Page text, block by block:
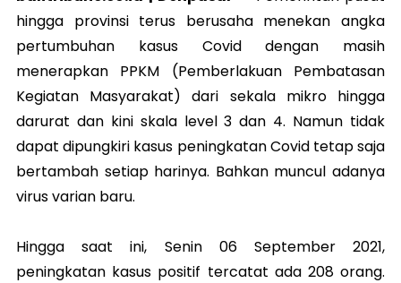
hingga provinsi terus berusaha menekan angka
pertumbuhan kasus Covid dengan masih
menerapkan PPKM (Pemberlakuan Pembatasan
Kegiatan Masyarakat) dari sekala mikro hingga
darurat dan kini skala level 3 dan 4. Namun tidak
dapat dipungkiri kasus peningkatan Covid tetap saja
bertambah setiap harinya. Bahkan muncul adanya
virus varian baru.
Hingga saat ini, Senin 06 September 2021,
peningkatan kasus positif tercatat ada 208 orang.